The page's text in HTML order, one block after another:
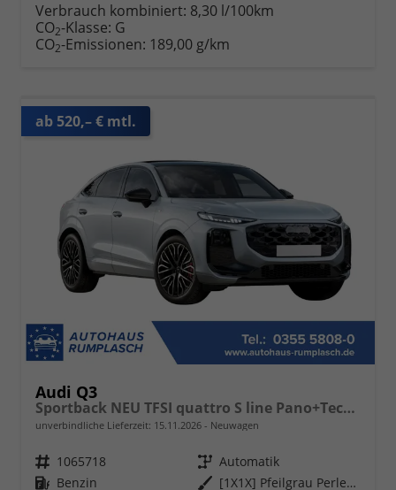
Verbrauch kombiniert: 8,30 l/100km
CO2-Klasse: G
CO2-Emissionen: 189,00 g/km
ab 520,– € mtl.
Audi Q3
Sportback NEU TFSI quattro S line Pano+TechPro+Matrix+AHK+HUD+Alu20+KlimaPlus+DCC+SONOS
unverbindliche Lieferzeit: 15.11.2026 Neuwagen
Fahrzeugnr. 1065718 Getriebe Automatik
Kraftstoff Benzin Außenfarbe
[1X1X] Pfeilgrau Perleffekt